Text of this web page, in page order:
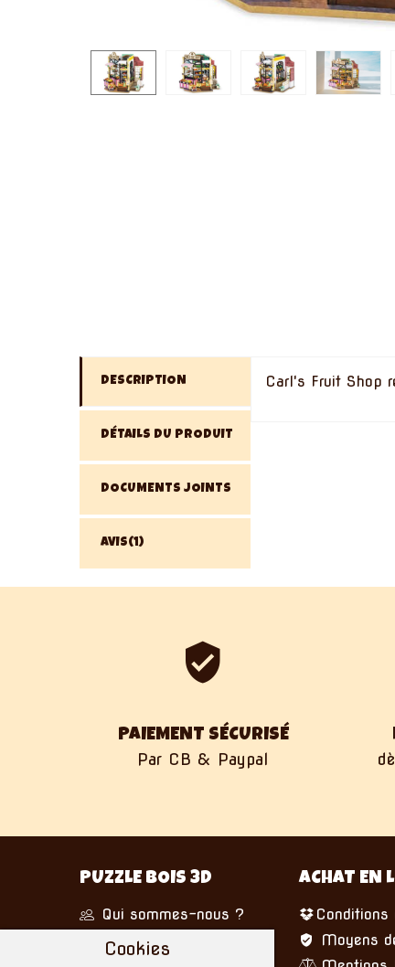
DESCRIPTION
DÉTAILS DU PRODUIT
DOCUMENTS JOINTS
AVIS(1)
Carl's Fruit Shop
PAIEMENT SÉCURISÉ
Par CB & Paypal
PUZZLE BOIS 3D
Qui sommes-nous ?
Nous écrire
ACHAT EN
Conditions
Moyens
Cookies